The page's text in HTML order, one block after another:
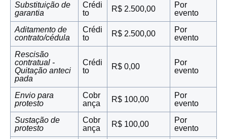
Substituição de
garantia
Crédi
to
R$ 2.500,00
Por
evento
Aditamento de
contrato/cédula
Crédi
to
R$ 2.500,00
Por
evento
Rescisão
contratual -
Quitação anteci
pada
Crédi
to
R$ 0,00
Por
evento
Envio para
protesto
Cobr
ança
R$ 100,00
Por
evento
Sustação de
protesto
Cobr
ança
R$ 100,00
Por
evento